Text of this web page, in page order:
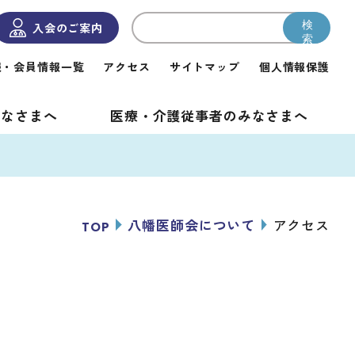
入会のご案内
検
索
・会員情報一覧 アクセス サイトマップ 個人情報保護
さまへ 医療・介護従事者の みなさまへ
TOP 八幡医師会について アクセス